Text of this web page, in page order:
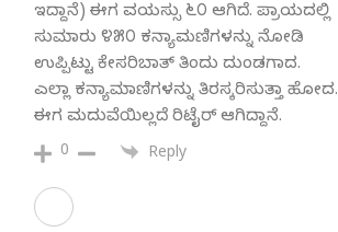
ಇದ್ದಾನೆ) ಈಗ ವಯಸ್ಸು ೬೦ ಆಗಿದೆ. ಪ್ರಾಯದಲ್ಲಿ
ಸುಮಾರು ೪೫೦ ಕನ್ಯಾಮಣಿಗಳನ್ನು ನೋಡಿ
ಉಪ್ಪಿಟ್ಟು ಕೇಸರಿಬಾತ್ ತಿಂದು ದುಂಡಗಾದ.
ಎಲ್ಲಾ ಕನ್ಯಾಮಾಣಿಗಳನ್ನು ತಿರಸ್ಕರಿಸುತ್ತಾ ಹೋದ.
ಈಗ ಮದುವೆಯಿಲ್ಲದೆ ರಿಟೈರ್ ಆಗಿದ್ದಾನೆ.
0 Reply